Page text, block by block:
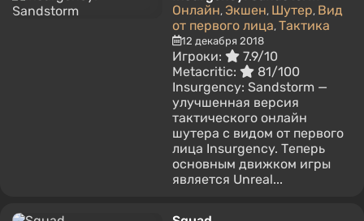
Онлайн, Экшен, Шутер, Вид
от первого лица, Тактика
12 декабря 2018
Игроки:
7.9/10
Metacritic:
81/100
Insurgency: Sandstorm —
улучшенная версия
тактического онлайн
шутера с видом от первого
лица Insurgency. Теперь
основным движком игры
является Unreal...